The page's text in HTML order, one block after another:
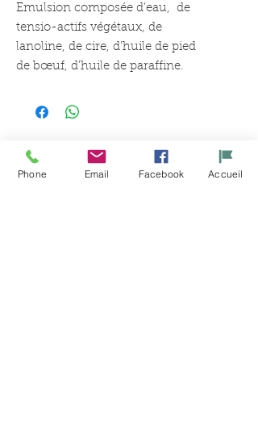
Emulsion composée d’eau, de
tensio-actifs végétaux, de
lanoline, de cire, d’huile de pied
de bœuf, d’huile de paraffine.
Productos
Phone Email Facebook Accueil